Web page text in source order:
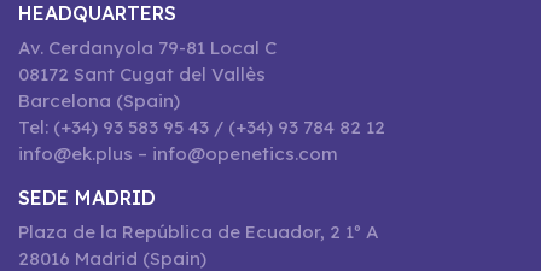
HEADQUARTERS
Av. Cerdanyola 79-81 Local C
08172 Sant Cugat del Vallès
Barcelona (Spain)
Tel: (+34) 93 583 95 43 / (+34) 93 784 82 12
info@ek.plus – info@openetics.com
SEDE MADRID
Plaza de la República de Ecuador, 2 1º A
28016 Madrid (Spain)